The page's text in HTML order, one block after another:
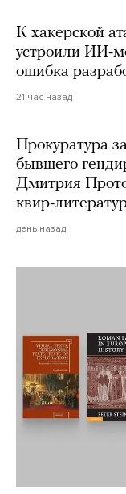
К хакерской
устроили ИИ-
ошибка
21 час назад
Прокуратура
бывшего
Дмитрия
квир-
день назад